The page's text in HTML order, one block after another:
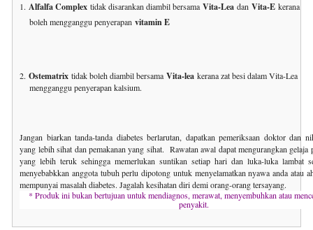
1. Alfalfa Complex tidak disarankan diambil bersamaVita-Lea danVita-E kerana
boleh mengganggu penyerapanvitamin E
2.Ostematrix tidak boleh diambil bersamaVita-lea kerana zat besi dalam Vita-Lea
mengganggu penyerapan kalsium.
Jangan biarkan tanda-tanda diabetes berlarutan, dapatkan pemeriksaan doktor dan
yang lebih sihat dan pemakanan yang sihat. Rawatan awal dapat mengurangkan gelaja
yang lebih teruk sehingga memerlukan suntikan setiap hari dan luka-luka lambat
menyebabkkan anggota tubuh perlu dipotong untuk menyelamatkan nyawa anda atau
mempunyai masalah diabetes. Jagalah kesihatan diri demi orang-orang tersayang.
* Produk ini bukan bertujuan untuk mendiagnos, merawat, menyembuhkan atau
penyakit.